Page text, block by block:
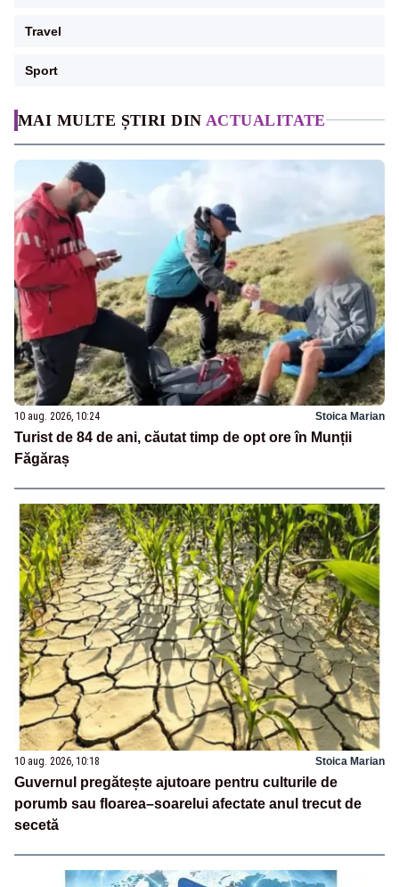
MAI MULTE ȘTIRI DIN ACTUALITATE
10 aug. 2026, 10:24 Stoica Marian
Turist de 84 de ani, căutat timp de opt ore în Munții
Făgăraș
10 aug. 2026, 10:18 Stoica Marian
Guvernul pregătește ajutoare pentru culturile de
porumb sau floarea–soarelui afectate anul trecut de
secetă
Travel
Sport